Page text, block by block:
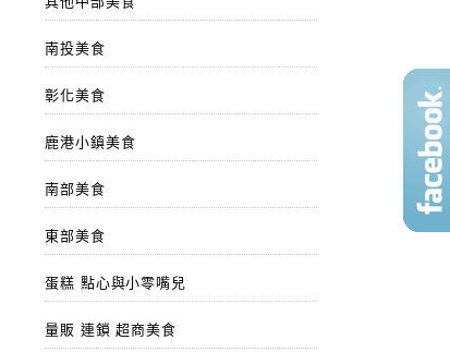
南投美食
彰化美食
鹿港小鎮美食
南部美食
東部美食
蛋糕 點心與小零嘴兒
量販 連鎖 超商美食